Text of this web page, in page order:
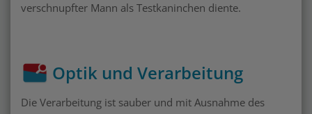
verschnupfter Mann als Testkaninchen diente.
Optik und Verarbeitung
Die Verarbeitung ist sauber und mit Ausnahme des